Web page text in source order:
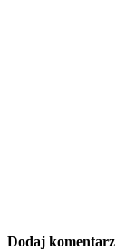
Dodaj komentarz